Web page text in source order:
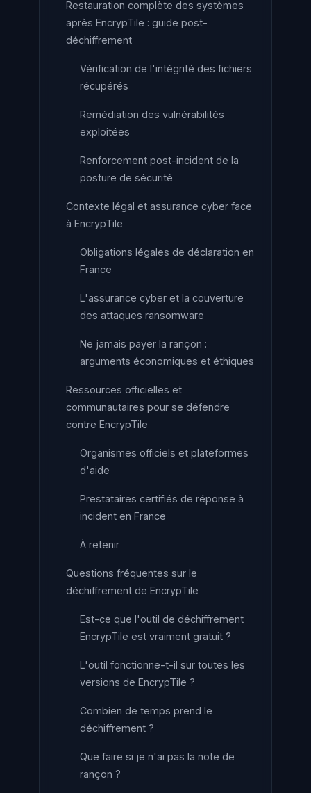
Restauration complète des systèmes
après EncrypTile : guide post-
déchiffrement
Vérification de l'intégrité des fichiers
récupérés
Remédiation des vulnérabilités
exploitées
Renforcement post-incident de la
posture de sécurité
Contexte légal et assurance cyber face
à EncrypTile
Obligations légales de déclaration en
France
L'assurance cyber et la couverture
des attaques ransomware
Ne jamais payer la rançon :
arguments économiques et éthiques
Ressources officielles et
communautaires pour se défendre
contre EncrypTile
Organismes officiels et plateformes
d'aide
Prestataires certifiés de réponse à
incident en France
À retenir
Questions fréquentes sur le
déchiffrement de EncrypTile
Est-ce que l'outil de déchiffrement
EncrypTile est vraiment gratuit ?
L'outil fonctionne-t-il sur toutes les
versions de EncrypTile ?
Combien de temps prend le
déchiffrement ?
Que faire si je n'ai pas la note de
rançon ?